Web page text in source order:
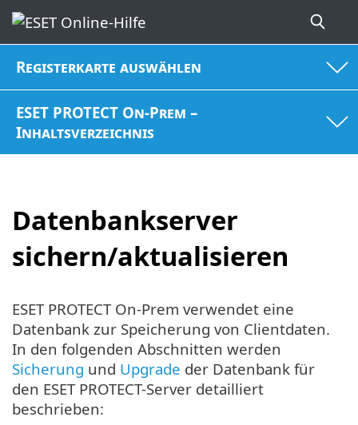
Registerkarte auswählen
ESET PROTECT On-Prem –
Inhaltsverzeichnis
Datenbankserver
sichern/aktualisieren
ESET PROTECT On-Prem verwendet eine
Datenbank zur Speicherung von Clientdaten.
In den folgenden Abschnitten werden
Sicherung und Upgrade der Datenbank für
den ESET PROTECT-Server detailliert
beschrieben: